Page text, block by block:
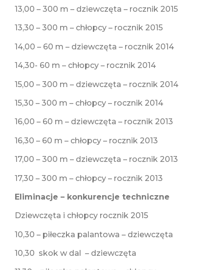
13,00 – 300 m – dziewczęta – rocznik 2015
13,30 – 300 m – chłopcy – rocznik 2015
14,00 – 60 m – dziewczęta – rocznik 2014
14,30- 60 m – chłopcy – rocznik 2014
15,00 – 300 m – dziewczęta – rocznik 2014
15,30 – 300 m – chłopcy – rocznik 2014
16,00 – 60 m – dziewczęta – rocznik 2013
16,30 – 60 m – chłopcy – rocznik 2013
17,00 – 300 m – dziewczęta – rocznik 2013
17,30 – 300 m – chłopcy – rocznik 2013
Eliminacje – konkurencje techniczne
Dziewczęta i chłopcy rocznik 2015
10,30 – piłeczka palantowa – dziewczęta
10,30 skok w dal – dziewczęta